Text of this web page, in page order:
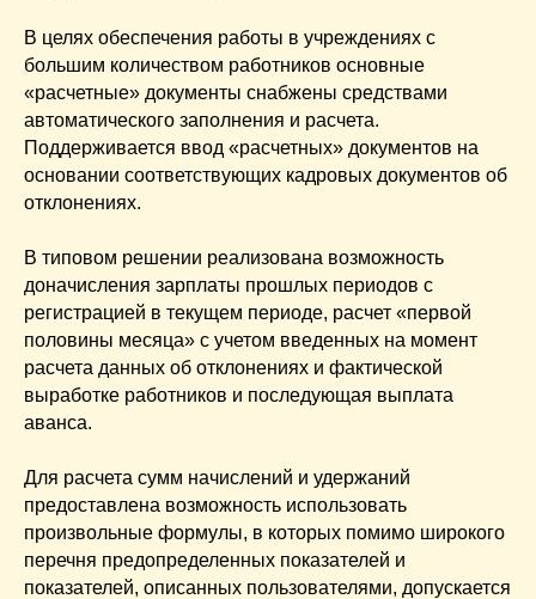
В целях обеспечения работы в учреждениях с
большим количеством работников основные
«расчетные» документы снабжены средствами
автоматического заполнения и расчета.
Поддерживается ввод «расчетных» документов на
основании соответствующих кадровых документов об
отклонениях.
В типовом решении реализована возможность
доначисления зарплаты прошлых периодов с
регистрацией в текущем периоде, расчет «первой
половины месяца» с учетом введенных на момент
расчета данных об отклонениях и фактической
выработке работников и последующая выплата
аванса.
Для расчета сумм начислений и удержаний
предоставлена возможность использовать
произвольные формулы, в которых помимо широкого
перечня предопределенных показателей и
показателей, описанных пользователями, допускается